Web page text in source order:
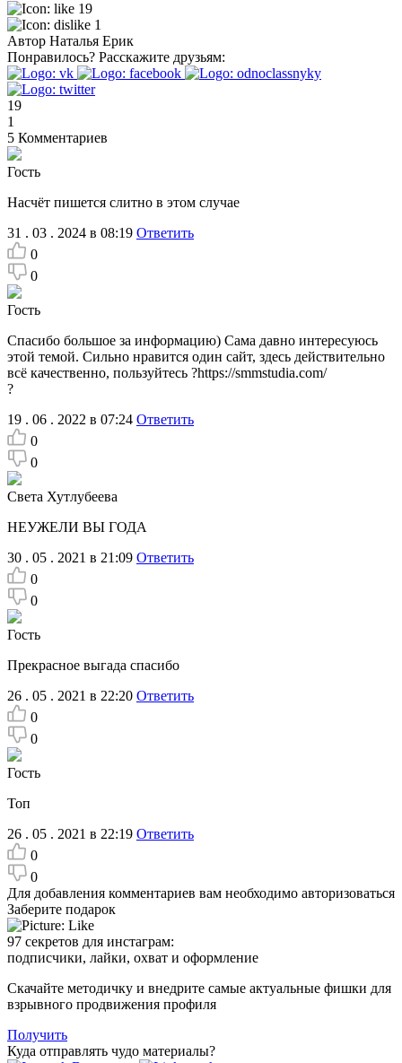
19
1
Автор Наталья Ерик
Понравилось? Расскажите друзьям:
19
1
5 Комментариев
Гость
Насчёт пишется слитно в этом случае
31 . 03 . 2024 в 08:19 Ответить
0
0
Гость
Спасибо большое за информацию) Сама давно интересуюсь
этой темой. Сильно нравится один сайт, здесь действительно
всё качественно, пользуйтесь ?https://smmstudia.com/
?
19 . 06 . 2022 в 07:24 Ответить
0
0
Света Хутлубеева
НЕУЖЕЛИ ВЫ ГОДА
30 . 05 . 2021 в 21:09 Ответить
0
0
Гость
Прекрасное выгада спасибо
26 . 05 . 2021 в 22:20 Ответить
0
0
Гость
Топ
26 . 05 . 2021 в 22:19 Ответить
0
0
Для добавления комментариев вам необходимо авторизоваться
Заберите подарок
97 секретов для инстаграм:
подписчики, лайки, охват и оформление
Скачайте методичку и внедрите самые актуальные фишки для
взрывного продвижения профиля
Получить
Куда отправлять чудо материалы?